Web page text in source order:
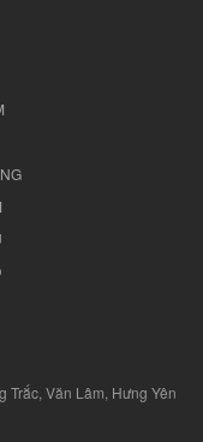
Trắc, Văn Lâm, Hưng Yên